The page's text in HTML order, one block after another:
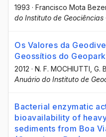
1993 · Francisco Mota
do Instituto de Geociências
Os Valores da
Geossítios do
2012 · N. F. MOCHIUTTI , G.
Anuário do Instituto de
Bacterial enzymatic
bioavailability of
sediments from Boa